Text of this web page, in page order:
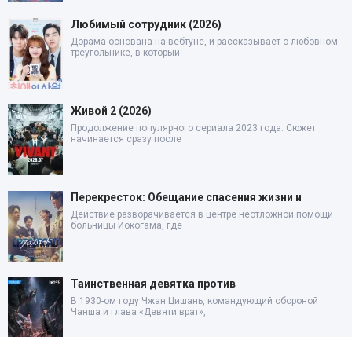
Любимый сотрудник (2026)
Дорама основана на вебтуне, и рассказывает о любовном
треугольнике, в который
Живой 2 (2026)
Продолжение популярного сериала 2023 года. Сюжет
начинается сразу после
Перекресток: Обещание спасения жизни и
Действие разворачивается в центре неотложной помощи
больницы Иокогама, где
Таинственная девятка против
В 1930-ом году Чжан Цишань, командующий обороной
Чанша и глава «Девяти врат»,